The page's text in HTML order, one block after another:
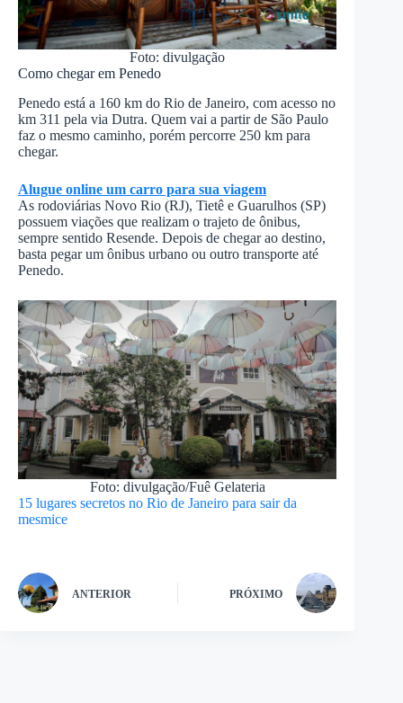
Foto: divulgação
Como chegar em Penedo
Penedo está a 160 km do Rio de Janeiro, com acesso no
km 311 pela via Dutra. Quem vai a partir de São Paulo
faz o mesmo caminho, porém percorre 250 km para
chegar.
Alugue online um carro para sua viagem
As rodoviárias Novo Rio (RJ), Tietê e Guarulhos (SP)
possuem viações que realizam o trajeto de ônibus,
sempre sentido Resende. Depois de chegar ao destino,
basta pegar um ônibus urbano ou outro transporte até
Penedo.
Foto: divulgação/Fuê Gelateria
15 lugares secretos no Rio de Janeiro para sair da
mesmice
ANTERIOR PRÓXIMO